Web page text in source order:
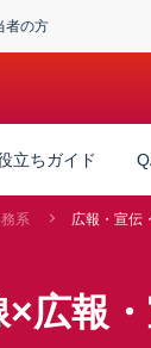
者の方
立ちガイド
系 広報・宣伝
×広報